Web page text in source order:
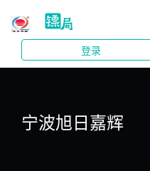
登录
宁波旭日嘉辉